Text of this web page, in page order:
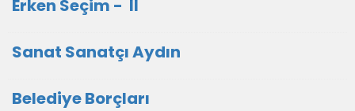
Erken Seçim - II
Sanat Sanatçı Aydın
Belediye Borçları